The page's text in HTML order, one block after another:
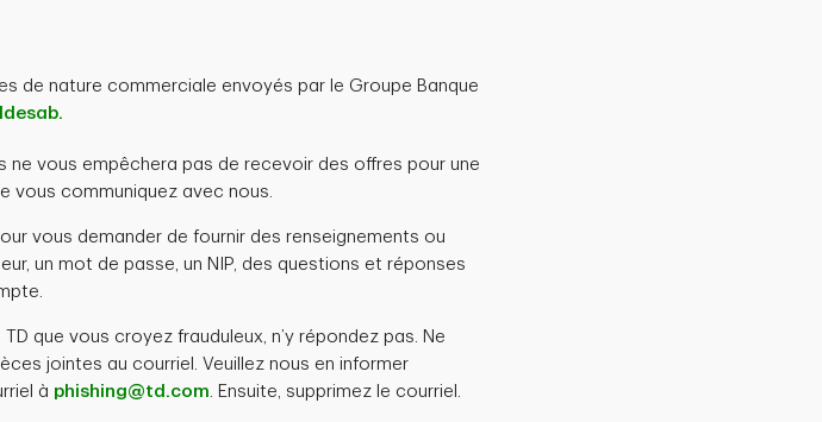
de nature commerciale envoyés par le Groupe Banque
vous empêchera pas de recevoir des offres pour une
vous communiquez avec nous.
vous demander de fournir des renseignements ou
un mot de passe, un NIP, des questions et réponses
que vous croyez frauduleux, n’y répondez pas. Ne
jointes au courriel. Veuillez nous en informer
à phishing@td.com. Ensuite, supprimez le courriel.